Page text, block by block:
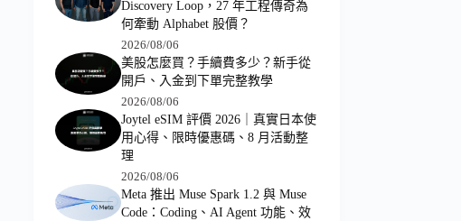
Discovery Loop，27 年工程傳奇為
何牽動 Alphabet 股價？
2026/08/06
美股怎麼買？手續費多少？新手從
開戶、入金到下單完整教學
2026/08/06
Joytel eSIM 評價 2026｜真實日本使
用心得、限時優惠碼、8 月活動整
理
2026/08/06
Meta 推出 Muse Spark 1.2 與 Muse
Code：Coding、AI Agent 功能、效